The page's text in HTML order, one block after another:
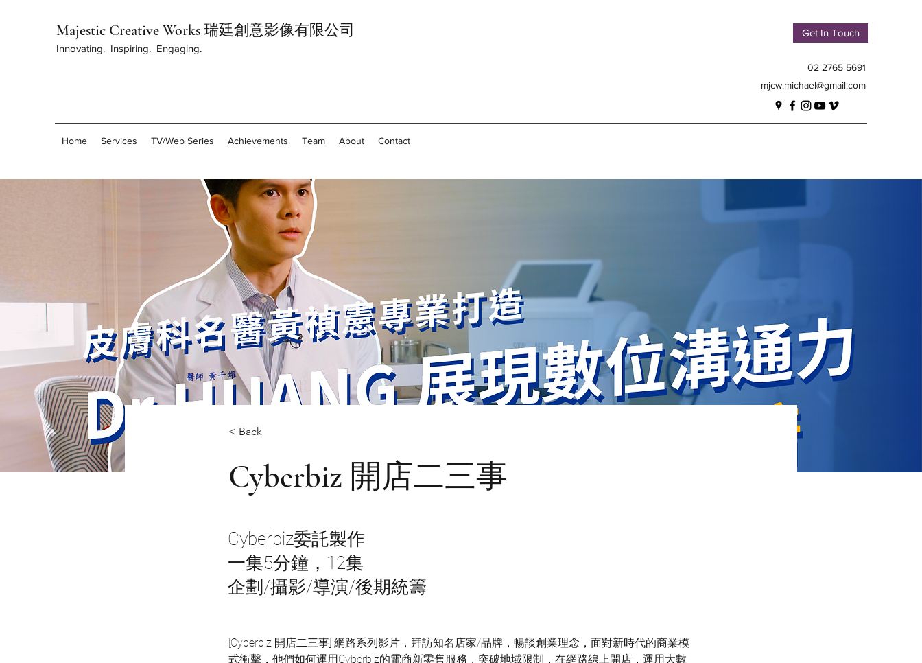
Majestic Creative Works 瑞廷創意影像有限公司
Innovating. Inspiring. Engaging.
Get In Touch
02 2765 5691
mjcw.michael@gmail.com
Home Services TV/Web Series Achievements Team About Contact
< Back
Cyberbiz 開店二三事
Cyberbiz委託製作
一集5分鐘，12集
企劃/攝影/導演/後期統籌
[Cyberbiz 開店二三事] 網路系列影片，拜訪知名店家/品牌，暢談創業理念，面對新時代的商業模
式衝擊，他們如何運用Cyberbiz的電商新零售服務，突破地域限制，在網路線上開店，運用大數